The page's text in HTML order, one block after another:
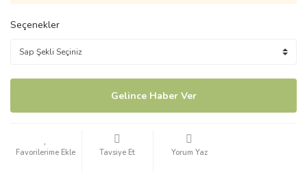
Seçenekler
Gelince Haber Ver
Tavsiye Et Yorum Yaz